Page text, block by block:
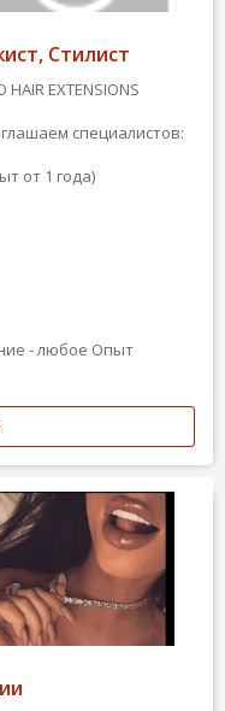
Стилист
EXTENSIONS
специалистов:
от 1 года)
- любое Опыт